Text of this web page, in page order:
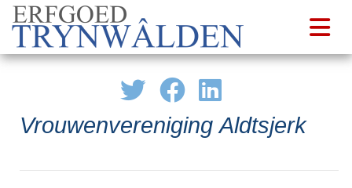
Vrouwenvereniging Aldtsjerk